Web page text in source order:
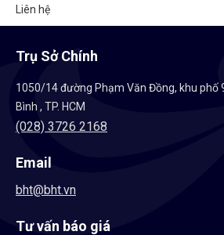
Liên hệ
Trụ Sở Chính
1050/14 đường Phạm Văn Đồng, khu phố
Bình , TP. HCM
(028) 3726 2168
Email
bht@bht.vn
Tư vấn báo giá